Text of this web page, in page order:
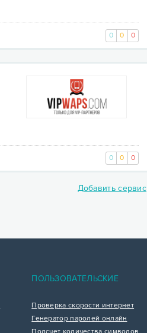
0 0 0
0 0 0
Добавить сервис
ПОЛЬЗОВАТЕЛЬСКИЕ
Проверка скорости интернет
Генератор паролей онлайн